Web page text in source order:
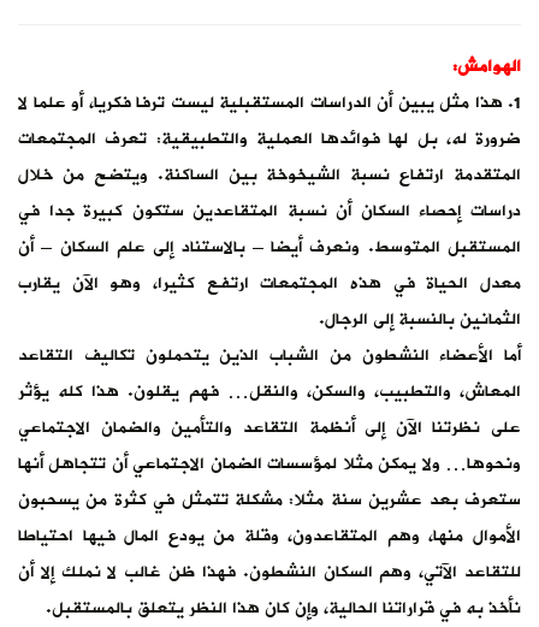
الهوامش:
1. هذا مثل يبين أن الدراسات المستقبلية ليست ترفا فكريا، أو علما لا
ضرورة له، بل لها فوائدها العملية والتطبيقية: تعرف المجتمعات
المتقدمة ارتفاع نسبة الشيخوخة بين الساكنة. ويتضح من خلال
دراسات إحصاء السكان أن نسبة المتقاعدين ستكون كبيرة جدا في
المستقبل المتوسط. ونعرف أيضا – بالاستناد إلى علم السكان – أن
معدل الحياة في هذه المجتمعات ارتفع كثيرا، وهو الآن يقارب
الثمانين بالنسبة إلى الرجال.
أما الأعضاء النشطون من الشباب الذين يتحملون تكاليف التقاعد
المعاش، والتطبيب، والسكن، والنقل… فهم يقلون. هذا كله يؤثر
على نظرتنا الآن إلى أنظمة التقاعد والتأمين والضمان الاجتماعي
ونحوها… ولا يمكن مثلا لمؤسسات الضمان الاجتماعي أن تتجاهل أنها
ستعرف بعد عشرين سنة مثلا: مشكلة تتمثل في كثرة من يسحبون
الأموال منها، وهم المتقاعدون، وقلة من يودع المال فيها احتياطا
للتقاعد الآتي، وهم السكان النشطون. فهذا ظن غالب لا نملك إلا أن
نأخذ به في قراراتنا الحالية، وإن كان هذا النظر يتعلق بالمستقبل.